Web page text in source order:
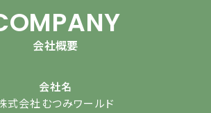
会社概要
会社名
式会社むつみワールド